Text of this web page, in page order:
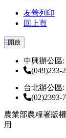
友善列印
回上頁
:::開啟
中興辦公區:
(049)233-
台北辦公區:
(02)2393-
農業部農糧署版
用